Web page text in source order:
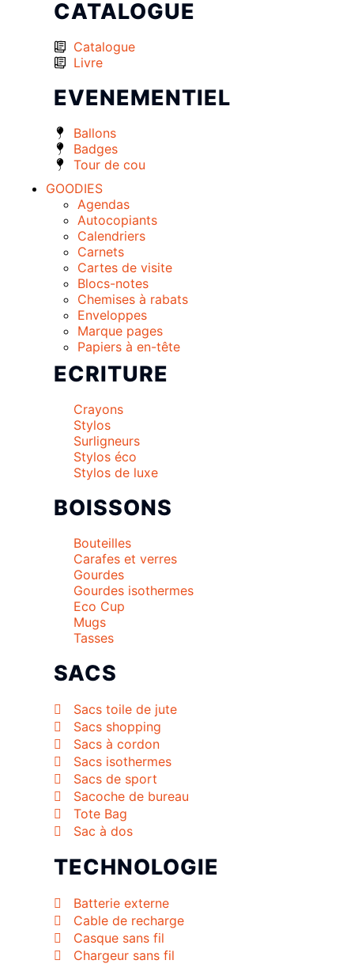
CATALOGUE
Catalogue
Livre
EVENEMENTIEL
Ballons
Badges
Tour de cou
GOODIES
Agendas
Autocopiants
Calendriers
Carnets
Cartes de visite
Blocs-notes
Chemises à rabats
Enveloppes
Marque pages
Papiers à en-tête
ECRITURE
Crayons
Stylos
Surligneurs
Stylos éco
Stylos de luxe
BOISSONS
Bouteilles
Carafes et verres
Gourdes
Gourdes isothermes
Eco Cup
Mugs
Tasses
SACS
Sacs toile de jute
Sacs shopping
Sacs à cordon
Sacs isothermes
Sacs de sport
Sacoche de bureau
Tote Bag
Sac à dos
TECHNOLOGIE
Batterie externe
Cable de recharge
Casque sans fil
Chargeur sans fil